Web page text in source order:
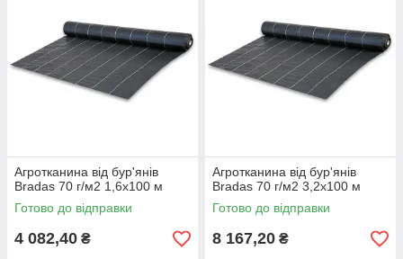
Агротканина від бур'янів
Bradas 70 г/м2 1,6х100 м
Готово до відправки
4 082,40 ₴
Агротканина від бур'янів
Bradas 70 г/м2 3,2х100 м
Готово до відправки
8 167,20 ₴